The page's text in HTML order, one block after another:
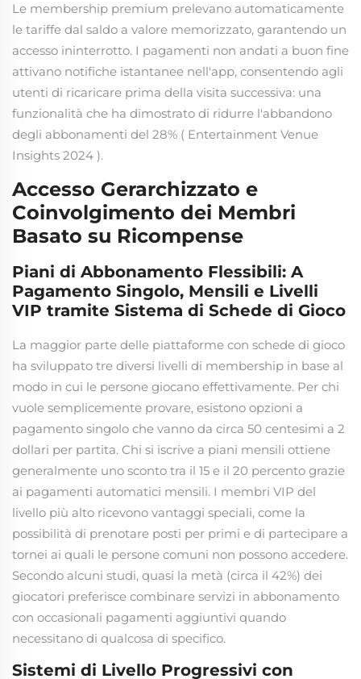
Le membership premium prelevano automaticamente
le tariffe dal saldo a valore memorizzato, garantendo un
accesso ininterrotto. I pagamenti non andati a buon fine
attivano notifiche istantanee nell'app, consentendo agli
utenti di ricaricare prima della visita successiva: una
funzionalità che ha dimostrato di ridurre l'abbandono
degli abbonamenti del 28% ( Entertainment Venue
Insights 2024 ).
Accesso Gerarchizzato e
Coinvolgimento dei Membri
Basato su Ricompense
Piani di Abbonamento Flessibili: A
Pagamento Singolo, Mensili e Livelli
VIP tramite Sistema di Schede di Gioco
La maggior parte delle piattaforme con schede di gioco
ha sviluppato tre diversi livelli di membership in base al
modo in cui le persone giocano effettivamente. Per chi
vuole semplicemente provare, esistono opzioni a
pagamento singolo che vanno da circa 50 centesimi a 2
dollari per partita. Chi si iscrive a piani mensili ottiene
generalmente uno sconto tra il 15 e il 20 percento grazie
ai pagamenti automatici mensili. I membri VIP del
livello più alto ricevono vantaggi speciali, come la
possibilità di prenotare posti per primi e di partecipare a
tornei ai quali le persone comuni non possono accedere.
Secondo alcuni studi, quasi la metà (circa il 42%) dei
giocatori preferisce combinare servizi in abbonamento
con occasionali pagamenti aggiuntivi quando
necessitano di qualcosa di specifico.
Sistemi di Livello Progressivi con